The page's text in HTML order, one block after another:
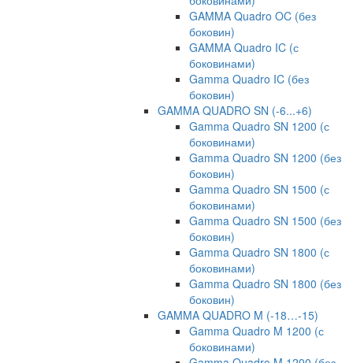
GAMMA Quadro OC (без
боковин)
GAMMA Quadro IC (с
боковинами)
Gamma Quadro IC (без
боковин)
GAMMA QUADRO SN (-6...+6)
Gamma Quadro SN 1200 (с
боковинами)
Gamma Quadro SN 1200 (без
боковин)
Gamma Quadro SN 1500 (с
боковинами)
Gamma Quadro SN 1500 (без
боковин)
Gamma Quadro SN 1800 (с
боковинами)
Gamma Quadro SN 1800 (без
боковин)
GAMMA QUADRO M (-18…-15)
Gamma Quadro M 1200 (с
боковинами)